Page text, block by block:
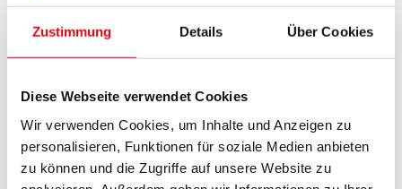
Zustimmung Details Über Cookies
Diese Webseite verwendet Cookies
Wir verwenden Cookies, um Inhalte und Anzeigen zu
personalisieren, Funktionen für soziale Medien anbieten
zu können und die Zugriffe auf unsere Website zu